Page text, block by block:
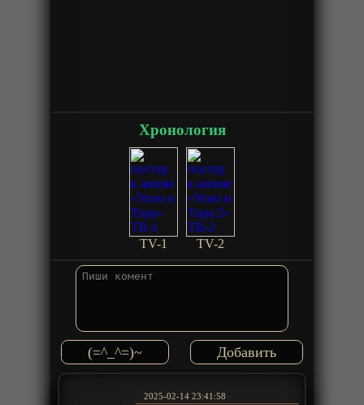
Хронология
TV-1 TV-2
(=^_^=)~
2025-02-14 23:41:58